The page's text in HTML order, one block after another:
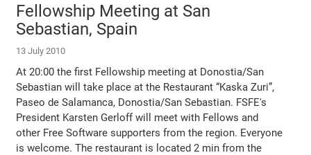
Fellowship Meeting at San
Sebastian, Spain
13 July 2010
At 20:00 the first Fellowship meeting at Donostia/San
Sebastian will take place at the Restaurant “Kaska Zuri”,
Paseo de Salamanca, Donostia/San Sebastian. FSFE's
President Karsten Gerloff will meet with Fellows and
other Free Software supporters from the region. Everyone
is welcome. The restaurant is located 2 min from the